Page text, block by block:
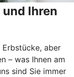
Ihren
aber
– was Ihnen am
sind Sie immer